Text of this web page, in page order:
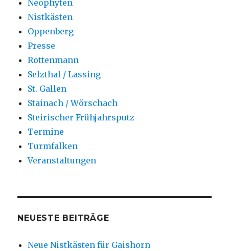
Neophyten
Nistkästen
Oppenberg
Presse
Rottenmann
Selzthal / Lassing
St. Gallen
Stainach / Wörschach
Steirischer Frühjahrsputz
Termine
Turmfalken
Veranstaltungen
NEUESTE BEITRÄGE
Neue Nistkästen für Gaishorn